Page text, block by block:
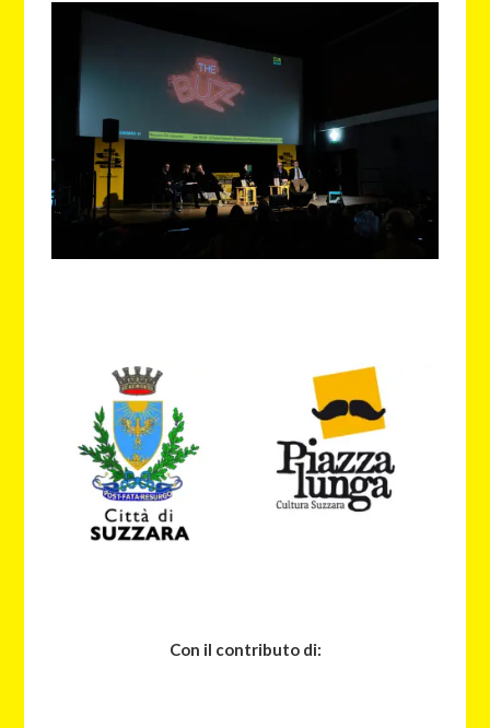
Con il contributo di: